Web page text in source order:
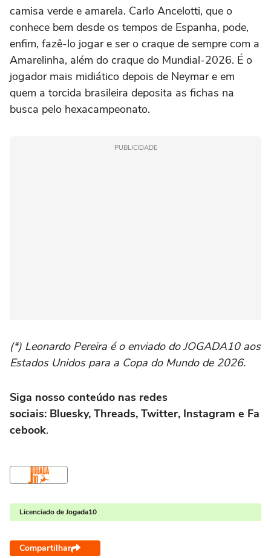
camisa verde e amarela. Carlo Ancelotti, que o
conhece bem desde os tempos de Espanha, pode,
enfim, fazê-lo jogar e ser o craque de sempre com a
Amarelinha, além do craque do Mundial-2026. É o
jogador mais midiático depois de Neymar e em
quem a torcida brasileira deposita as fichas na
busca pelo hexacampeonato.
PUBLICIDADE
(*) Leonardo Pereira é o enviado do JOGADA10 aos
Estados Unidos para a Copa do Mundo de 2026.
Siga nosso conteúdo nas redes
sociais: Bluesky, Threads, Twitter, Instagram e Fa
cebook.
Licenciado de Jogada10
Compartilhar